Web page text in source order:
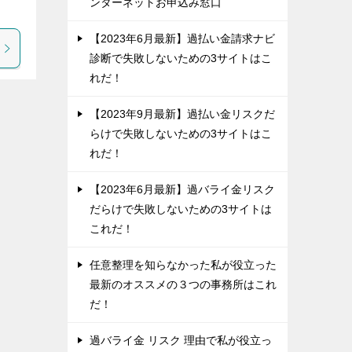
【2023年6月最新】過払い金請求ナビ
診断で失敗しないための3サイトはこ
れだ！
【2023年9月最新】過払い金リスクだ
らけで失敗しないための3サイトはこ
れだ！
【2023年6月最新】過バライ金リスク
だらけで失敗しないための3サイトは
これだ！
任意整理を知らなかった私が役立った
最新のオススメの３つの事務所はこれ
だ！
過バライ金 リスク 理由で私が役立っ